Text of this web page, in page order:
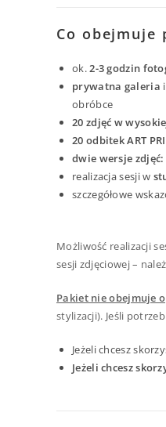
Co obejmuje
ok.2-3 godzin
prywatna galeria
obróbce
20 zdjęć w
20 odbitek ART
dwie wersje
realizacja sesji w
szczegółowe
Możliwość realizacji
sesji zdjęciowej –
Pakiet nie obejmuje
stylizacji). Jeśli
Jeżeli chcesz
Jeżeli chcesz